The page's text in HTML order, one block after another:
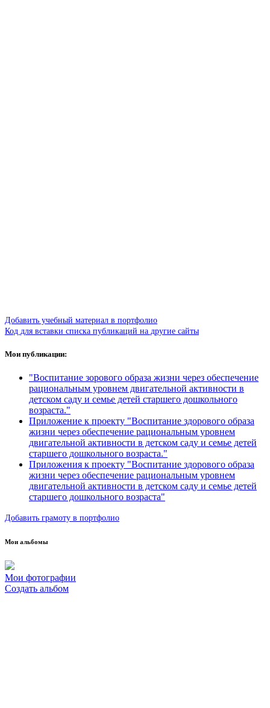
Добавить учебный материал в портфолио
Код для вставки списка публикаций на другие сайты
Мои публикации:
"Воспитание зорового образа жизни через обеспечение
рациональным уровнем двигательной активности в
детском саду и семье детей старшего дошкольного
возраста."
Приложение к проекту "Воспитание здорового образа
жизни через обеспечение рациональным уровнем
двигательной активности в детском саду и семье детей
старшего дошкольного возраста."
Приложения к проекту "Воспитание здорового образа
жизни через обеспечение рациональным уровнем
двигательной активности в детском саду и семье детей
старшего дошкольного возраста"
Добавить грамоту в портфолио
Мои альбомы
Мои фотографии
Создать альбом